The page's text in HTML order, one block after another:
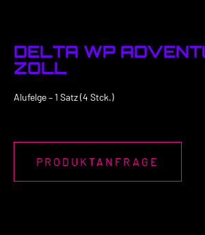
DELTA WP
ZOLL
Alufelge – 1 Satz (4 Stck.)
PRODUKTANFRAGE